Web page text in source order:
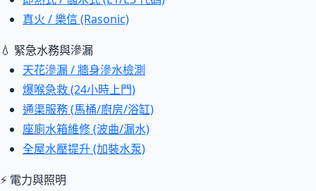
真火 / 樂信 (Rasonic)
💧 緊急水務與滲漏
天花滲漏 / 牆身滲水檢測
爆喉急救 (24小時上門)
通渠服務 (馬桶/廚房/浴缸)
座廁水箱維修 (波曲/漏水)
全屋水壓提升 (加裝水泵)
⚡ 電力與照明